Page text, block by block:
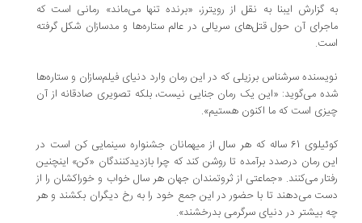
به گزارش ایبنا به نقل از رویترز، «برنده تنها می‌ماند» رمانی است که
ماجرای آن حول قتل‌های سریالی در عالم ستاره‌ها و مدسازان شکل گرفته
است.
نویسنده سرشناس برزیلی که در این رمان وارد دنیای فیلم‌سازان و ستاره‌ها
شده می‌گوید: «این یک رمان جنایی نیست، بلکه تصویری صادقانه از آن
چیزی است که ما اکنون هستیم».
کوئیلوی 61 ساله که هر سال از میهمانان جشنواره سینمایی کن است در
این رمان درصدد برآمده تا روشن کند که چرا بازدیدکنندگان «کن» اینچنین
رفتار می‌کنند. «جماعتی از ثروتمندان جهان هر سال خواب و خوراکشان را از
دست می‌دهند تا با حضور در این جمع خود را به رخ دیگران بکشند و هر
چه بیشتر در دنیای سرگرمی بدرخشند».